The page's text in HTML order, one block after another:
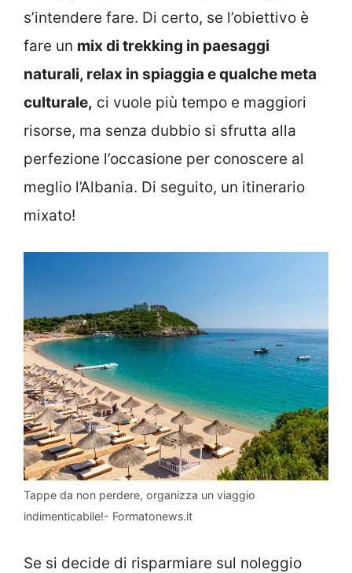
s’intendere fare. Di certo, se l’obiettivo è
fare un mix di trekking in paesaggi
naturali, relax in spiaggia e qualche meta
culturale, ci vuole più tempo e maggiori
risorse, ma senza dubbio si sfrutta alla
perfezione l’occasione per conoscere al
meglio l’Albania. Di seguito, un itinerario
mixato!
Tappe da non perdere, organizza un viaggio
indimenticabile!- Formatonews.it
Se si decide di risparmiare sul noleggio